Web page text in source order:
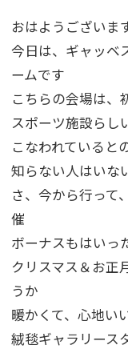
おはようございま
今日は、ギャッベ
ームです
こちらの会場は、
スポーツ施設らし
こなわれていると
知らない人はいな
さ、今から行って
催
ボーナスもはいっ
クリスマス＆お正
うか
暖かくて、心地い
絨毯ギャラリース